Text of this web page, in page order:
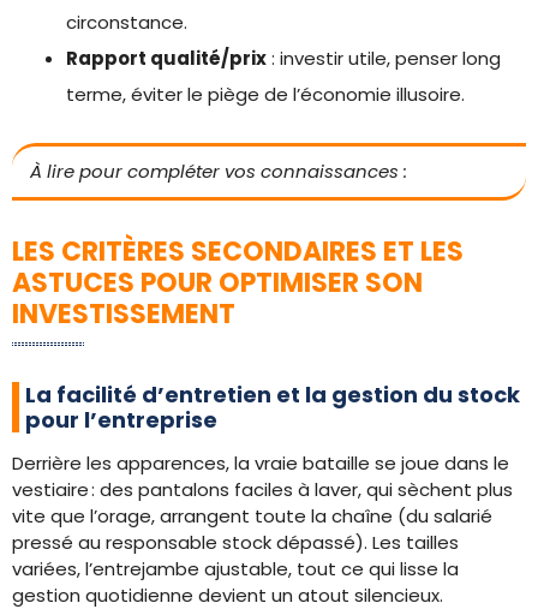
circonstance.
Rapport qualité/prix: investir utile, penser long
terme, éviter le piège de l’économie illusoire.
À lire pour compléter vos connaissances :
LES CRITÈRES SECONDAIRES ET LES
ASTUCES POUR OPTIMISER SON
INVESTISSEMENT
La facilité d’entretien et la gestion du stock
pour l’entreprise
Derrière les apparences, la vraie bataille se joue dans le
vestiaire : des pantalons faciles à laver, qui sèchent plus
vite que l’orage, arrangent toute la chaîne (du salarié
pressé au responsable stock dépassé). Les tailles
variées, l’entrejambe ajustable, tout ce qui lisse la
gestion quotidienne devient un atout silencieux.